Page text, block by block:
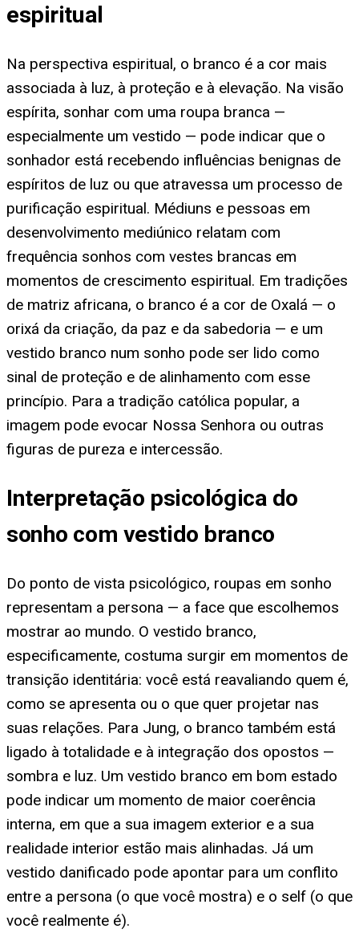
espiritual
Na perspectiva espiritual, o branco é a cor mais
associada à luz, à proteção e à elevação. Na visão
espírita, sonhar com uma roupa branca —
especialmente um vestido — pode indicar que o
sonhador está recebendo influências benignas de
espíritos de luz ou que atravessa um processo de
purificação espiritual. Médiuns e pessoas em
desenvolvimento mediúnico relatam com
frequência sonhos com vestes brancas em
momentos de crescimento espiritual. Em tradições
de matriz africana, o branco é a cor de Oxalá — o
orixá da criação, da paz e da sabedoria — e um
vestido branco num sonho pode ser lido como
sinal de proteção e de alinhamento com esse
princípio. Para a tradição católica popular, a
imagem pode evocar Nossa Senhora ou outras
figuras de pureza e intercessão.
Interpretação psicológica do
sonho com vestido branco
Do ponto de vista psicológico, roupas em sonho
representam a persona — a face que escolhemos
mostrar ao mundo. O vestido branco,
especificamente, costuma surgir em momentos de
transição identitária: você está reavaliando quem é,
como se apresenta ou o que quer projetar nas
suas relações. Para Jung, o branco também está
ligado à totalidade e à integração dos opostos —
sombra e luz. Um vestido branco em bom estado
pode indicar um momento de maior coerência
interna, em que a sua imagem exterior e a sua
realidade interior estão mais alinhadas. Já um
vestido danificado pode apontar para um conflito
entre a persona (o que você mostra) e o self (o que
você realmente é).